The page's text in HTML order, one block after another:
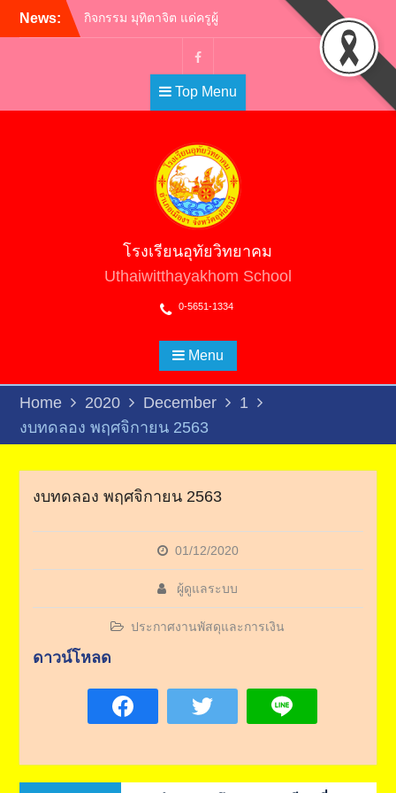
Skip
to
News:
กิจกรรม มุทิตาจิต แด่ครูผู้
เกษียณอายุราชการ ประจำปี
2565 | ครูผู้พากเพียร เกษียณ
กิจกรรมอ.ท.ว. เกมส์ (U.T.W.
GAMES) 2565
ต้อนรับคณะศึกษาดูงาน คณะ
ผู้บริหารสถานศึกษา
มัธยมศึกษาสหวิทยาเขต
พิธีถวายราชสักการะวัน
พ่อขุนรามคำแหงมหาราช
นเรศวรมหาราช
Facebook
Top Menu
โรงเรียนอุทัยวิทยาคม
Uthaiwitthayakhom School
0-5651-1334
Menu
Home 2020 December
1
งบทดลอง พฤศจิกายน 2563
งบทดลอง พฤศจิกายน 2563
01/12/2020
ผู้ดูแลระบบ
ประกาศงานพัสดุและการเงิน
ดาวน์โหลด
Post